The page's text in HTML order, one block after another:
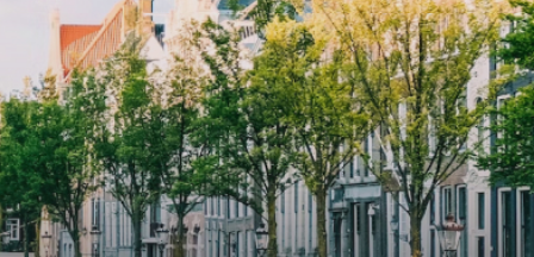
control glazing, and the apartments
have climate control driven by a
thermal energy storage system.
Underfloor heating and cooling
contribute to a healthy indoor
environment. The atriums' seasonal
green walls provide natural summer
cooling, improved air quality and
acoustics, and are specially